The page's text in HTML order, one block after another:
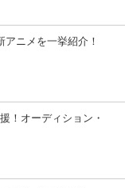
アニメを一挙紹介！
！オーディション・